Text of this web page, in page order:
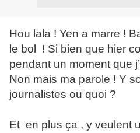
Hou lala ! Yen a marre !
le bol ! Si bien que hier
pendant un moment que
Non mais ma parole ! Y
journalistes ou quoi ?
Et en plus ça , y veulent